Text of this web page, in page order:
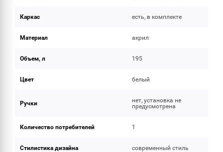
Каркас есть, в комплекте
Материал акрил
Объем, л 195
Цвет белый
Ручки
нет, установка не
предусмотрена
Количество потребителей 1
Стилистика дизайна современный стиль